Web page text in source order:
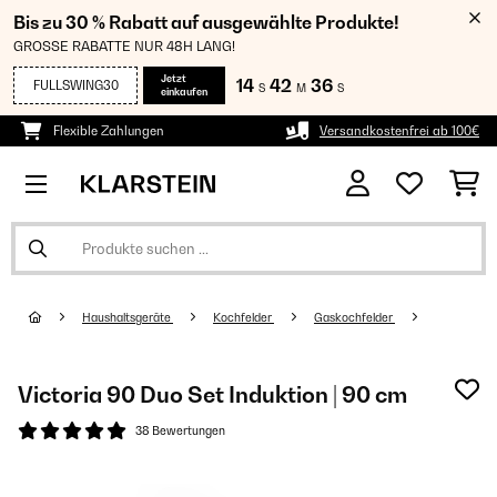
Bis zu 30 % Rabatt auf ausgewählte Produkte!
GROSSE RABATTE NUR 48H LANG!
FULLSWING30
Jetzt
einkaufen
14 S 42 M 35 S
Flexible Zahlungen Versandkostenfrei ab 100€
Haushaltsgeräte Kochfelder Gaskochfelder
Victoria 90 Duo Set Induktion | 90 cm
38 Bewertungen